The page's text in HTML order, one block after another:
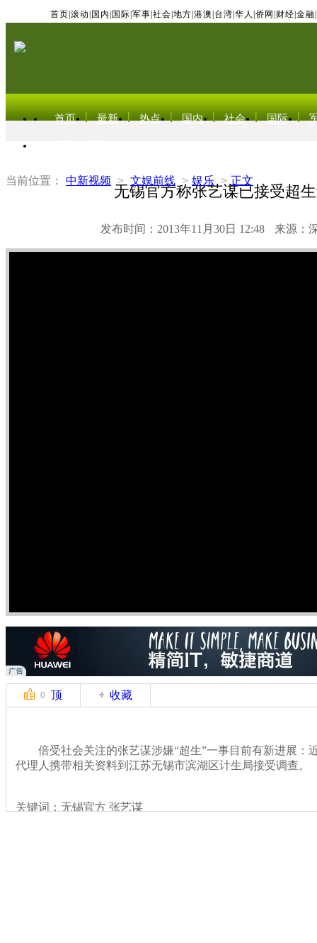
首页 滚动 国内 国际 军事 社会 地方 港澳 台湾 华人 侨网 财经 金融
首页 最新 热点 国内 社会 国际
当前位置： 中新视频 > 文娱前线 > 娱乐 > 正文
无锡官方称张艺谋已接受超
发布时间：2013年11月30日 12:48 来源：
0 顶 收藏
倍受社会关注的张艺谋涉嫌“超生”一事目前有新进展：
代理人携带相关资料到江苏无锡市滨湖区计生局接受调查。
关键词：无锡官方 张艺谋